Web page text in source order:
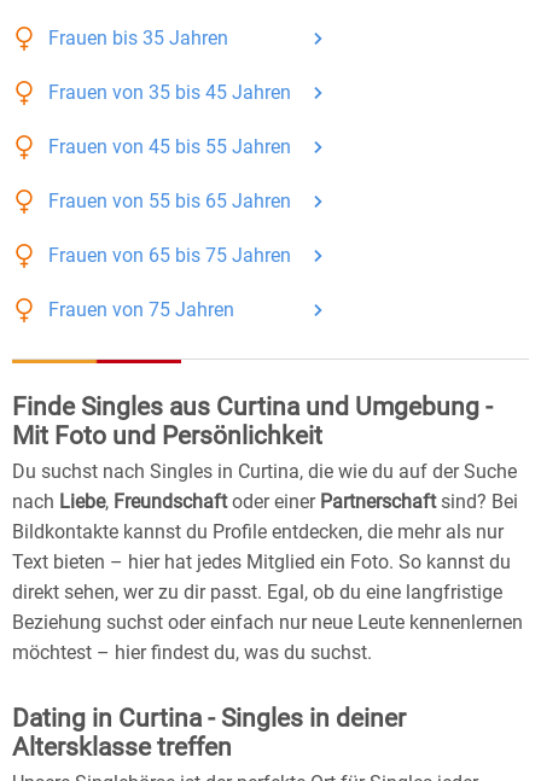
Frauen bis 35 Jahren
Frauen von 35 bis 45 Jahren
Frauen von 45 bis 55 Jahren
Frauen von 55 bis 65 Jahren
Frauen von 65 bis 75 Jahren
Frauen von 75 Jahren
Finde Singles aus Curtina und Umgebung -
Mit Foto und Persönlichkeit
Du suchst nach Singles in Curtina, die wie du auf der Suche
nach Liebe, Freundschaftoder einer Partnerschaftsind? Bei
Bildkontakte kannst du Profile entdecken, die mehr als nur
Text bieten – hier hat jedes Mitglied ein Foto. So kannst du
direkt sehen, wer zu dir passt. Egal, ob du eine langfristige
Beziehung suchst oder einfach nur neue Leute kennenlernen
möchtest – hier findest du, was du suchst.
Dating in Curtina - Singles in deiner
Altersklasse treffen